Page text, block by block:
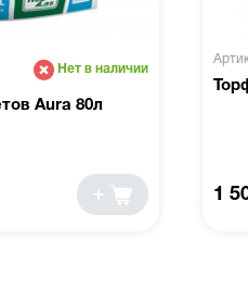
Нет в наличии
Aura 80л
1